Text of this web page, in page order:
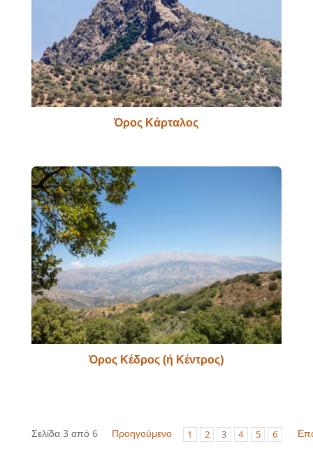
Όρος Κάρταλος
Όρος Κέδρος (ή Κέντρος)
Σελίδα 3 από 6 Προηγούμενο 1 2 3 4 5 6